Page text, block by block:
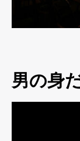
男の身